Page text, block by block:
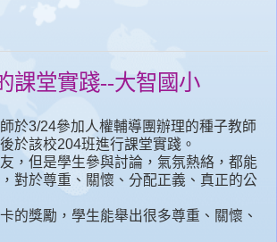
課堂實踐--大智國小
於3/24參加人權輔導團辦理的種子教師
於該校204班進行課堂實踐。
，但是學生參與討論，氣氛熱絡，都能
對於尊重、關懷、分配正義、真正的公
的獎勵，學生能舉出很多尊重、關懷、